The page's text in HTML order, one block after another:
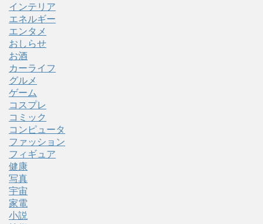
インテリア
エネルギー
エンタメ
おしらせ
お酒
カーライフ
グルメ
ゲーム
コスプレ
コミック
コンピュータ
ファッション
フィギュア
健康
写真
宇宙
家電
小説